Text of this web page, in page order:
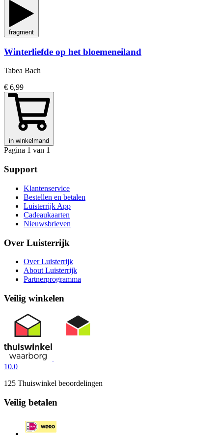
fragment
Winterliefde op het bloemeneiland
Tabea Bach
€ 6,99
in winkelmand
Pagina 1 van 1
Support
Klantenservice
Bestellen en betalen
Luisterrijk App
Cadeaukaarten
Nieuwsbrieven
Over Luisterrijk
Over Luisterrijk
About Luisterrijk
Partnerprogramma
Veilig winkelen
10.0
125 Thuiswinkel beoordelingen
Veilig betalen